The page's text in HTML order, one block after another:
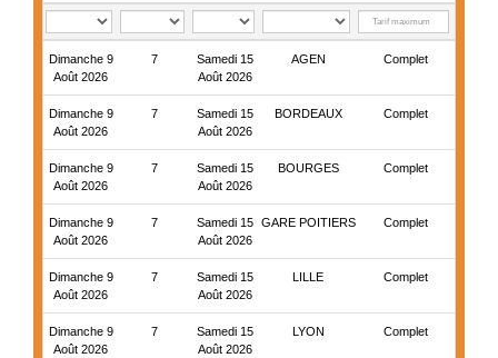
Dimanche 9
Août 2026
7
Samedi 15
Août 2026
AGEN Complet
Dimanche 9
Août 2026
7
Samedi 15
Août 2026
BORDEAUX Complet
Dimanche 9
Août 2026
7
Samedi 15
Août 2026
BOURGES Complet
Dimanche 9
Août 2026
7
Samedi 15
Août 2026
GARE POITIERS Complet
Dimanche 9
Août 2026
7
Samedi 15
Août 2026
LILLE Complet
Dimanche 9
Août 2026
7
Samedi 15
Août 2026
LYON Complet